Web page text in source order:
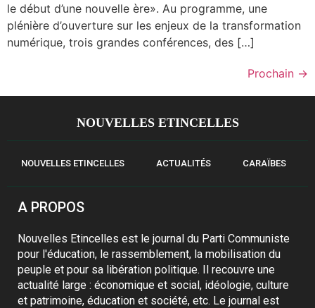
le début d’une nouvelle ère». Au programme, une
plénière d’ouverture sur les enjeux de la transformation
numérique, trois grandes conférences, des […]
Prochain →
NOUVELLES ETINCELLES
NOUVELLES ETINCELLES ACTUALITÉS CARAÏBES
A PROPOS
Nouvelles Etincelles est le journal du Parti Communiste
pour l'éducation, le rassemblement, la mobilisation du
peuple et pour sa libération politique. Il recouvre une
actualité large : économique et social, idéologie, culture
et patrimoine, éducation et société, etc. Le journal est